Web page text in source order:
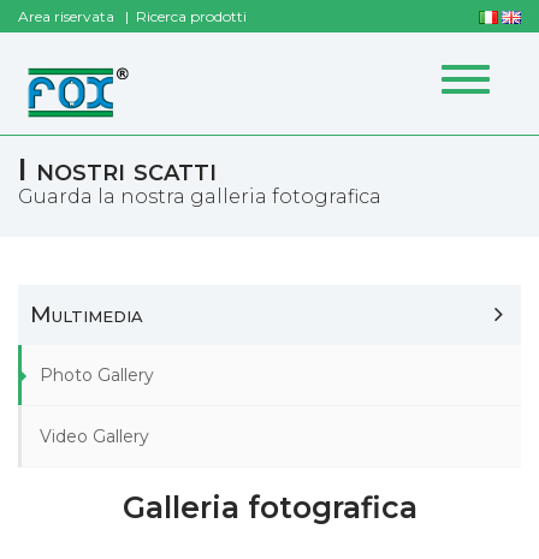
Area riservata Ricerca prodotti
Toggle
I nostri scatti
Guarda la nostra galleria fotografica
Multimedia
Photo Gallery
Video Gallery
Galleria fotografica